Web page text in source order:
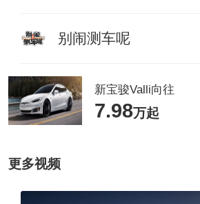
别闹测车呢
新宝骏Valli向往
7.98万起
更多视频